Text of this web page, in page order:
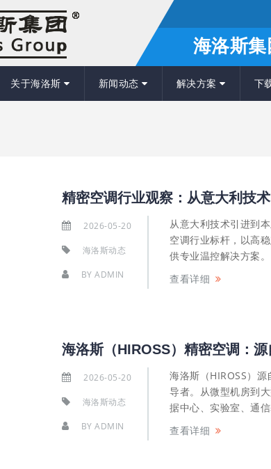
海洛斯集
关于海洛斯 新闻动态 解决方案 下
2026-05-20
海洛斯动态
BY ADMIN
从意大利技术引进到
空调行业标杆，以高
供专业温控解决方案。
查看详细
2026-05-20
海洛斯动态
BY ADMIN
海洛斯（HIROSS）
导者。从微型机房到
据中心、实验室、通
查看详细